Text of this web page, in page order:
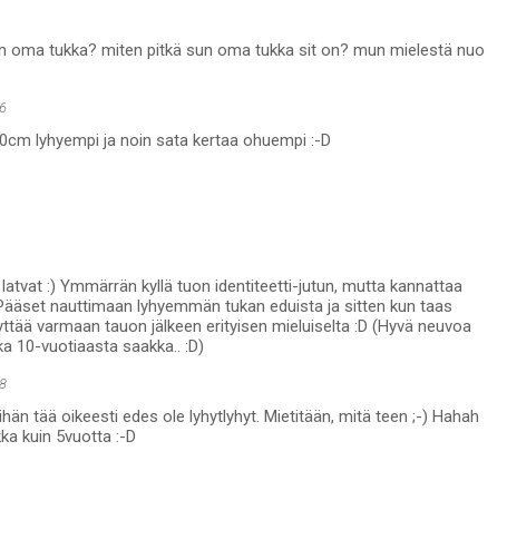
oma tukka? miten pitkä sun oma tukka sit on? mun mielestä nuo
lyhyempi ja noin sata kertaa ohuempi :-D
:) Ymmärrän kyllä tuon identiteetti-jutun, mutta kannattaa
nauttimaan lyhyemmän tukan eduista ja sitten kun taas
varmaan tauon jälkeen erityisen mieluiselta :D (Hyvä neuvoa
10-vuotiaasta saakka.. :D)
tää oikeesti edes ole lyhytlyhyt. Mietitään, mitä teen ;-) Hahah
kuin 5vuotta :-D